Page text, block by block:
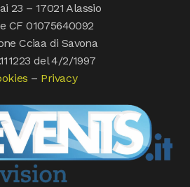
23 – 17021 Alassio
CF 01075640092
Cciaa di Savona
del 4/2/1997
– Privacy